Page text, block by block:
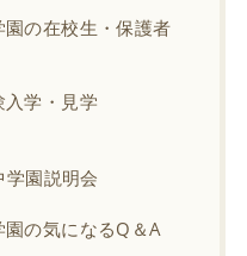
の在校生・保護者
入学・見学
学園説明会
の気になるQ＆A